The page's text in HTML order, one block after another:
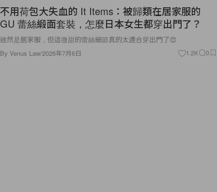
不用荷包大失血的 It Items：被歸類在居家服的
GU 蕾絲緞面套裝，怎麼日本女生都穿出門了？
雖然是居家服，但這微甜的蕾絲細節真的太適合穿出門了😍
By Venus Law/2026年7月6日 1.2K 0